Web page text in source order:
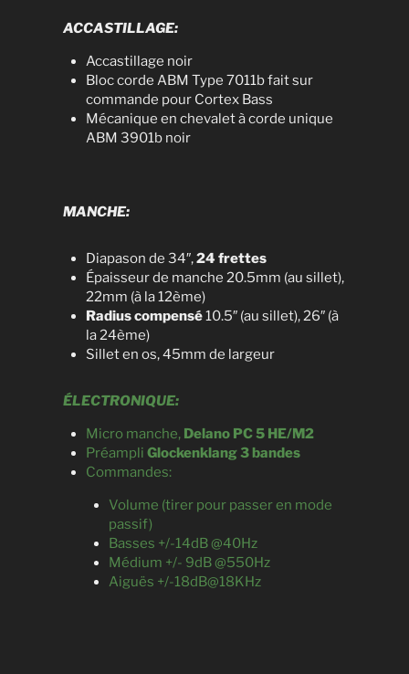
ACCASTILLAGE:
Accastillage noir
Bloc corde ABM Type 7011b fait sur
commande pour Cortex Bass
Mécanique en chevalet à corde unique
ABM 3901b noir
MANCHE:
Diapason de 34″,24 frettes
Épaisseur de manche 20.5mm (au sillet),
22mm (à la 12ème)
Radius compensé10.5″ (au sillet), 26″ (à
la 24ème)
Sillet en os, 45mm de largeur
ÉLECTRONIQUE:
Micro manche,Delano PC 5 HE/M2
Préampli Glockenklang 3 bandes
Commandes:
Volume (tirer pour passer en mode
passif)
Basses +/-14dB @40Hz
Médium +/- 9dB @550Hz
Aiguës +/-18dB@18KHz